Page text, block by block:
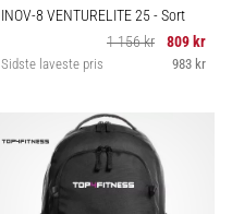
INOV-8 VENTURELITE 25- Sort
1 156 kr
809 kr
Sidste laveste pris 983 kr